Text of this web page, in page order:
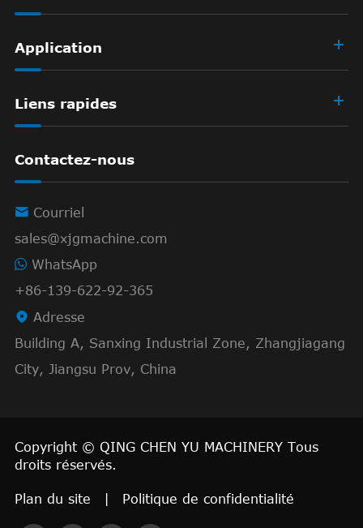
Application
Liens rapides
Contactez-nous
 Courriel
sales@xjgmachine.com
WhatsApp
+86-139-622-92-365
 Adresse
Building A, Sanxing Industrial Zone, Zhangjiagang
City, Jiangsu Prov, China
Copyright © QING CHEN YU MACHINERY Tous
droits réservés.
Plan du site Politique de confidentialité